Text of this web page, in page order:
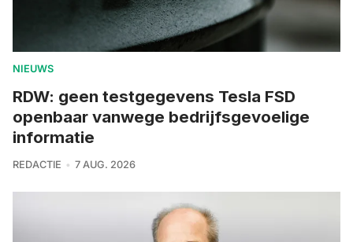
NIEUWS
RDW: geen testgegevens Tesla FSD
openbaar vanwege bedrijfsgevoelige
informatie
REDACTIE 7 AUG. 2026